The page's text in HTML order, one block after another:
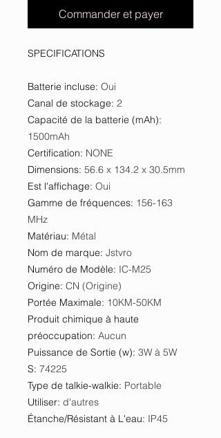
Commander et payer
SPECIFICATIONS
Batterie incluse: Oui
Canal de stockage: 2
Capacité de la batterie (mAh):
1500mAh
Certification: NONE
Dimensions: 56.6 x 134.2 x 30.5mm
Est l'affichage: Oui
Gamme de fréquences: 156-163
MHz
Matériau: Métal
Nom de marque: Jstvro
Numéro de Modèle: IC-M25
Origine: CN (Origine)
Portée Maximale: 10KM-50KM
Produit chimique à haute
préoccupation: Aucun
Puissance de Sortie (w): 3W à 5W
S: 74225
Type de talkie-walkie: Portable
Utiliser: d'autres
Étanche/Résistant à L'eau: IP45